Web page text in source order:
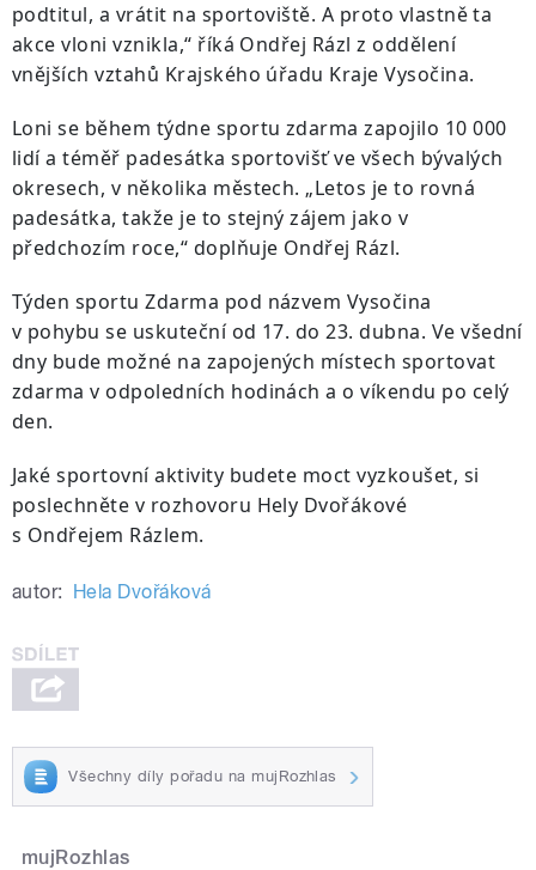
podtitul, a vrátit na sportoviště. A proto vlastně ta
akce vloni vznikla,“ říká Ondřej Rázl z oddělení
vnějších vztahů Krajského úřadu Kraje Vysočina.
Loni se během týdne sportu zdarma zapojilo 10 000
lidí a téměř padesátka sportovišť ve všech bývalých
okresech, v několika městech. „Letos je to rovná
padesátka, takže je to stejný zájem jako v
předchozím roce,“ doplňuje Ondřej Rázl.
Týden sportu Zdarma pod názvem Vysočina
v pohybu se uskuteční od 17. do 23. dubna. Ve všední
dny bude možné na zapojených místech sportovat
zdarma v odpoledních hodinách a o víkendu po celý
den.
Jaké sportovní aktivity budete moct vyzkoušet, si
poslechněte v rozhovoru Hely Dvořákové
s Ondřejem Rázlem.
autor: Hela Dvořáková
Všechny díly pořadu na mujRozhlas
mujRozhlas